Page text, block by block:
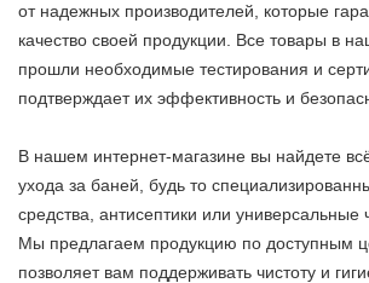
от надежных производителей, которые
качество своей продукции. Все товары в
прошли необходимые тестирования и
подтверждает их эффективность и
В нашем интернет-магазине вы найдете
ухода за баней, будь то
средства, антисептики или универсальные
Мы предлагаем продукцию по доступным
позволяет вам поддерживать чистоту и